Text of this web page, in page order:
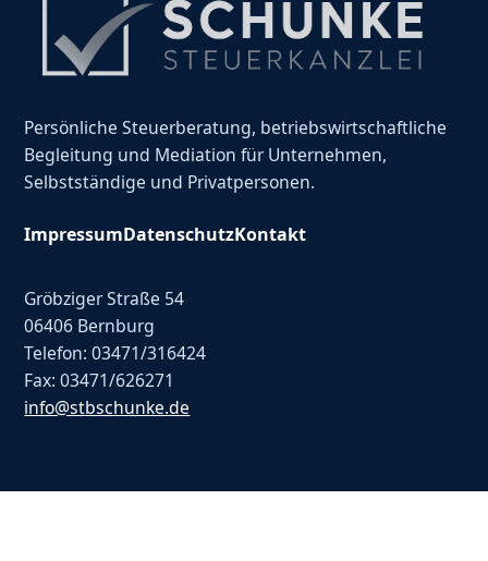
Persönliche Steuerberatung, betriebswirtschaftliche
Begleitung und Mediation für Unternehmen,
Selbstständige und Privatpersonen.
ImpressumDatenschutzKontakt
Gröbziger Straße 54
06406 Bernburg
Telefon: 03471/316424
Fax: 03471/626271
info@stbschunke.de